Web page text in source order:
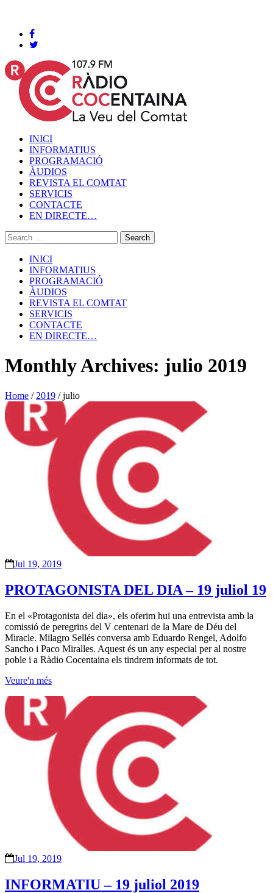
INICI
INFORMATIUS
PROGRAMACIÓ
ÀUDIOS
REVISTA EL COMTAT
SERVICIS
CONTACTE
EN DIRECTE…
INICI
INFORMATIUS
PROGRAMACIÓ
ÀUDIOS
REVISTA EL COMTAT
SERVICIS
CONTACTE
EN DIRECTE…
Monthly Archives: julio 2019
Home / 2019 /julio
Jul 19, 2019
PROTAGONISTA DEL DIA – 19 juliol 19
En el «Protagonista del dia», els oferim hui una entrevista amb la
comissió de peregrins del V centenari de la Mare de Déu del
Miracle. Milagro Sellés conversa amb Eduardo Rengel, Adolfo
Sancho i Paco Miralles. Aquest és un any especial per al nostre
poble i a Ràdio Cocentaina els tindrem informats de tot.
Veure'n més
Jul 19, 2019
INFORMATIU – 19 juliol 2019